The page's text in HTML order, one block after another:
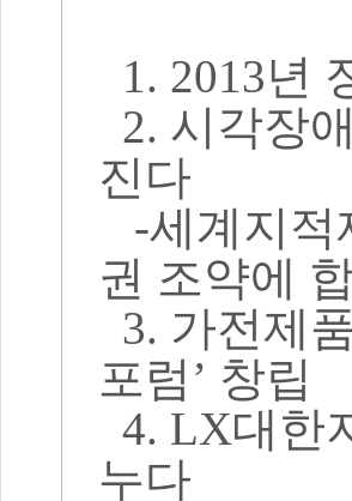
1. 2013년
2. 시각장
진다
-세계지적
권 조약에
3. 가전제
포럼’ 창립
4. LX대한
누다